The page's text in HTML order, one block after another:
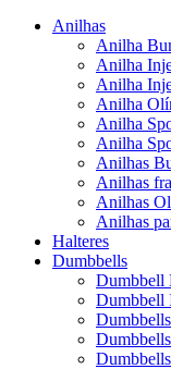
Anilhas
Anilha
Anilha
Anilha
Anilha
Anilha
Anilha
Anilhas
Anilhas
Anilhas
Anilhas
Halteres
Dumbbells
Dumbbell
Dumbbell